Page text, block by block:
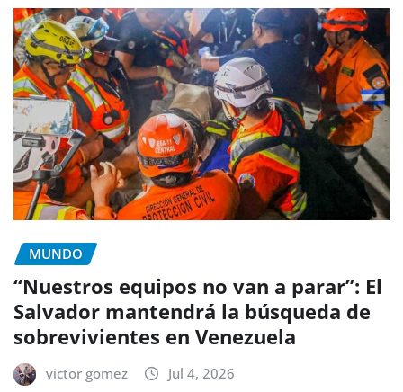
MUNDO
“Nuestros equipos no van a parar”: El
Salvador mantendrá la búsqueda de
sobrevivientes en Venezuela
victor gomez Jul 4, 2026